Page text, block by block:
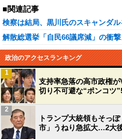
■関連記事
検察は結局、黒川氏のスキャンダ
解散総選挙「自民66議席減」の衝
政治のアクセスランキング
支持率急落の高市政権
切り不可避な“ポンコツ
1
トランプ大統領もそっ
市」うねり急拡大…2大
2